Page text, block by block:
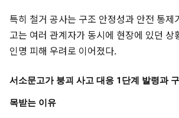
특히 철거 공사는 구조 안정성과 안전 통제
고는 여러 관계자가 동시에 현장에 있던 상
인명 피해 우려로 이어졌다.
서소문고가 붕괴 사고 대응 1단계 발령과
목받는 이유